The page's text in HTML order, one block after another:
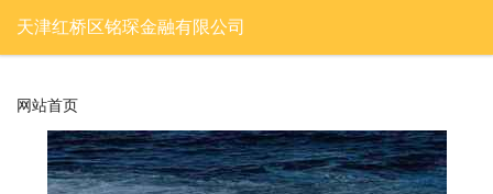
天津红桥区铭琛金融有限公司
网站首页